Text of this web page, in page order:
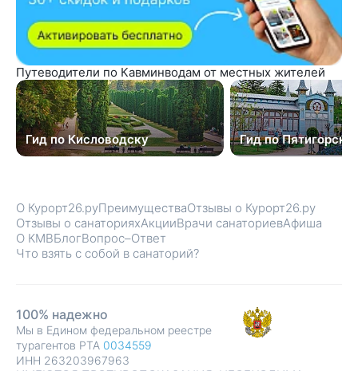
Путеводители по Кавминводам от местных жителей
Гид по Кисловодску Гид по Пятигорску
О Курорт26.руПреимуществаОтзывы о Курорт26.ру
Отзывы о санаторияхАкцииВрачи санаториевАфиша
О КМВБлогВопрос–Ответ
Что взять с собой в санаторий?
100% надежно
Мы в Едином федеральном реестре
турагентов РТА 0034559
ИНН 263203967963